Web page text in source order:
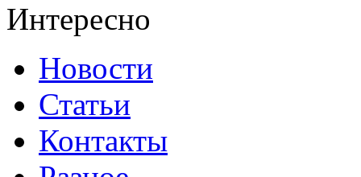
Интересно
Новости
Статьи
Контакты